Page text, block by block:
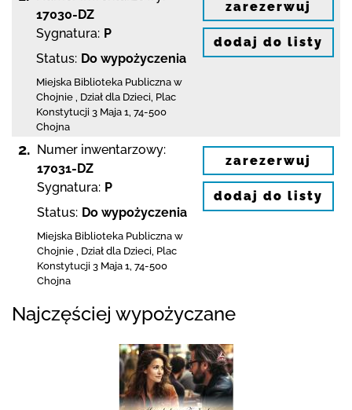
17030-DZ
Sygnatura: P
Status: Do wypożyczenia
Miejska Biblioteka Publiczna w
Chojnie
Dział dla Dzieci, Plac
Konstytucji 3 Maja 1 74-500
Chojna
zarezerwuj
dodaj do listy
2. Numer inwentarzowy:
17031-DZ
Sygnatura: P
Status: Do wypożyczenia
Miejska Biblioteka Publiczna w
Chojnie
Dział dla Dzieci, Plac
Konstytucji 3 Maja 1 74-500
Chojna
zarezerwuj
dodaj do listy
Najczęściej wypożyczane